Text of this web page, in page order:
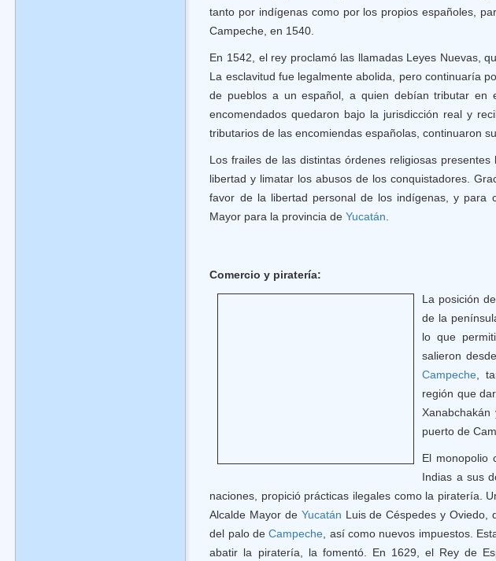
tanto por indígenas como por los propios españoles,
Campeche, en 1540.
En 1542, el rey proclamó las llamadas Leyes Nuevas,
La esclavitud fue legalmente abolida, pero continuaría
de pueblos a un español, a quien debían tributar en
encomendados quedaron bajo la jurisdicción real y
tributarios de las encomiendas españolas, continuaron
Los frailes de las distintas órdenes religiosas
libertad y limatar los abusos de los conquistadores.
favor de la libertad personal de los indígenas, y para
Mayor para la provincia deYucatán
Comercio y piratería:
La posición
de la
lo que
salieron
Campeche ,
región que
puerto de
El monopolio
Indias a sus
naciones, propició prácticas ilegales como la piratería.
Alcalde Mayor de Yucatán Luis de Céspedes y Oviedo,
del palo deCampeche , así como nuevos impuestos.
abatir la piratería, la fomentó. En 1629, el Rey de